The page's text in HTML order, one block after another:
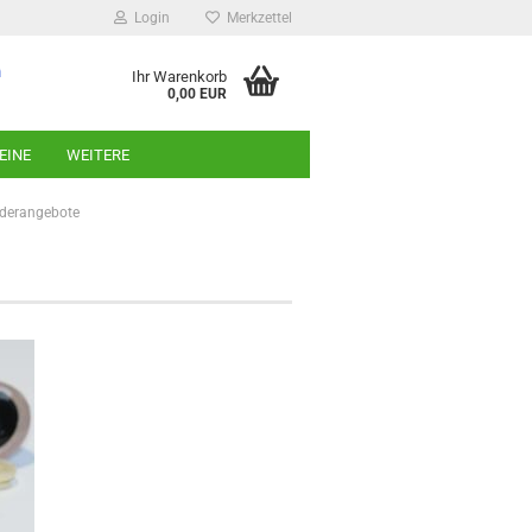
Login Merkzettel
Ihr Warenkorb
0,00 EUR
WEITERE